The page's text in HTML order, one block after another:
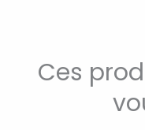
Ces